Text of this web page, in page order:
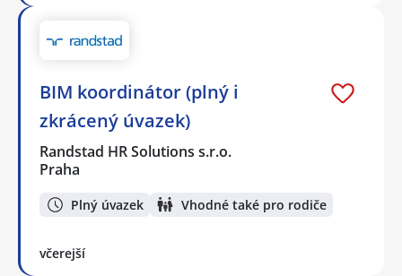
BIM koordinátor (plný i
zkrácený úvazek)
Randstad HR Solutions s.r.o.
Praha
Plný úvazek Vhodné také pro rodiče
včerejší